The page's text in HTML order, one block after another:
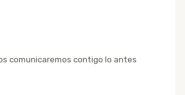
comunicaremos contigo lo antes